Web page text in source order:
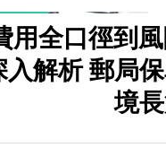
用全口徑到
解析 郵局
境